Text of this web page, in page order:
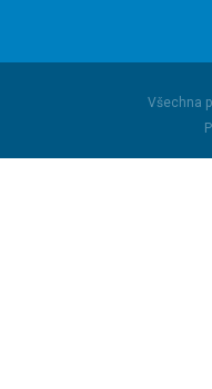
Všechna